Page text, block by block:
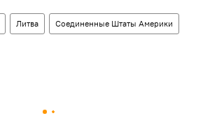
Литва Соединенные Штаты Америки